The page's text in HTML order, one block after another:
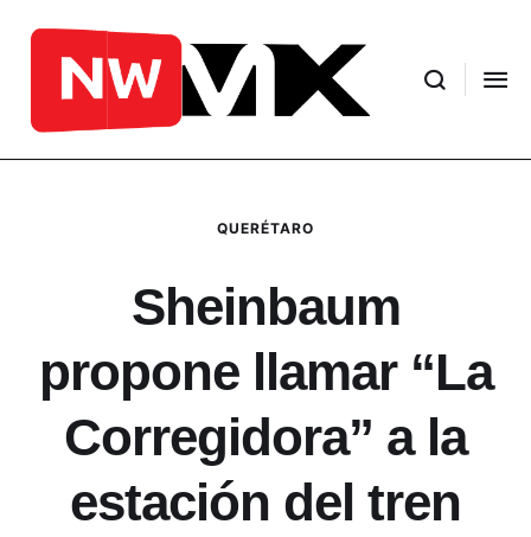
QUERÉTARO
Sheinbaum
propone llamar “La
Corregidora” a la
estación del tren